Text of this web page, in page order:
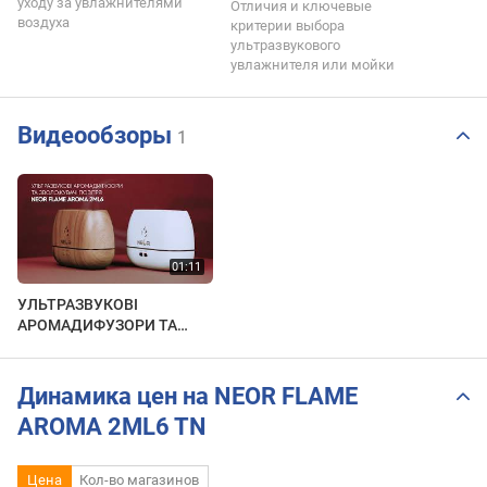
воздуха
Отличия и ключевые
критерии выбора
ультразвукового
увлажнителя или мойки
Видеообзоры 1
УЛЬТРАЗВУКОВІ
АРОМАДИФУЗОРИ ТА
Динамика цен на NEOR FLAME
AROMA 2ML6 TN
Цена Кол-во магазинов